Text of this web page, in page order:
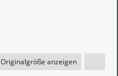
Originalgröße anzeigen